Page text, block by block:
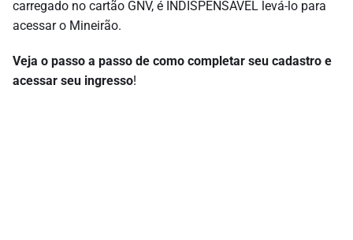
carregado no cartão GNV, é INDISPENSÁVEL levá-lo para
acessar o Mineirão.
Veja o passo a passo de como completar seu cadastro e
acessar seu ingresso!